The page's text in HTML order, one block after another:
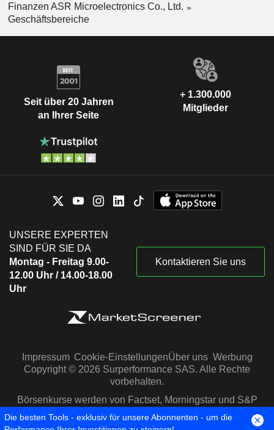
Finanzen ASR Microelectronics Co., Ltd.
Geschäftsbereiche
Seit über 20 Jahren
an Ihrer Seite
+ 1.300.000
Mitglieder
UNSERE EXPERTEN
SIND FÜR SIE DA
Montag - Freitag 9.00-
12.00 Uhr / 14.00-18.00
Uhr
Kontaktieren Sie uns
Impressum Cookie-EinstellungenÜber uns Werbung
Copyright © 2026 Surperformance SAS. Alle Rechte
vorbehalten.
Börsenkurse werden von Factset, Morningstar und S&P
Capital IQ zur Verfügung gestellt
Die besten Tools - exklusiv für unsere Abonnenten - um die